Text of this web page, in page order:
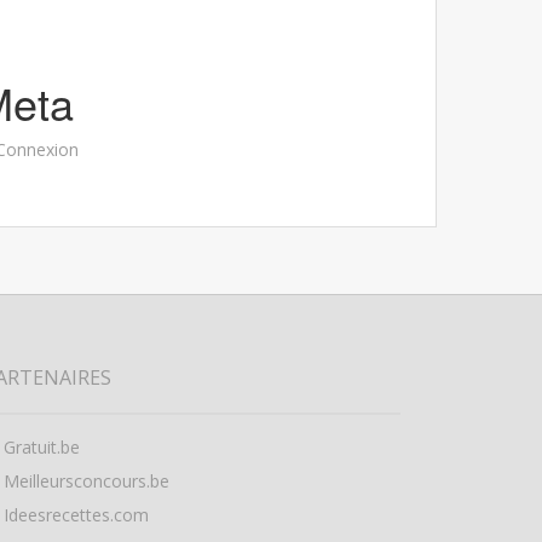
Gratuit.be
Meilleursconcours.be
Ideesrecettes.com